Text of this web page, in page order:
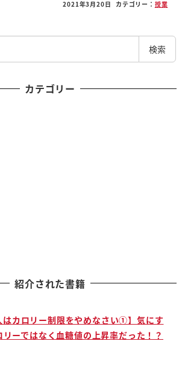
仕事だけに
というものに
ったというか
ろうかっていう
すかね早いんですかね
てしまったんですよね うん
心に穴がいいた時に うん
なって思ったんですよ
いとすごい
があって うん
ミドルエイジンクライシスってい
2021年3月20日 カテゴリー： 授業
検索
カテゴリー
紹介された書籍
はカロリー制限をやめなさい①】気にす
リーではなく血糖値の上昇率だった！？